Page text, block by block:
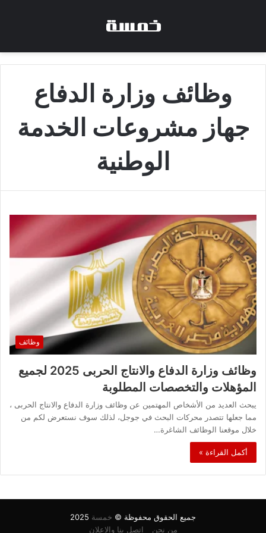
وظائف وزارة الدفاع
جهاز مشروعات الخدمة
الوطنية
وظائف
وظائف وزارة الدفاع والانتاج الحربى 2025 لجميع
المؤهلات والتخصصات المطلوبة
يبحث العديد من الأشخاص المهتمين عن وظائف وزارة الدفاع والانتاج الحربى ،
مما جعلها تتصدر محركات البحث في جوجل، لذلك سوف نستعرض لكم من
خلال موقعنا الوظائف الشاغرة…
أكمل القراءة »
جميع الحقوق محفوظة © خمسة
من نحن
اتصل بنا والاعلان